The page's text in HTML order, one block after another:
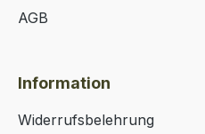
AGB
Information
Widerrufsbelehrung